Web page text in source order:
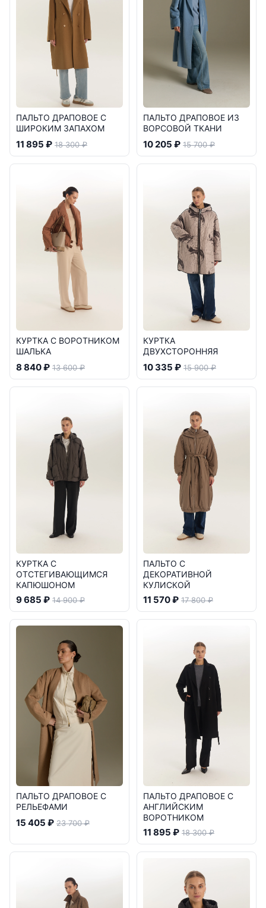
ПАЛЬТО ДРАПОВОЕ С
ШИРОКИМ ЗАПАХОМ
11 895 ₽ 18 300 ₽
ПАЛЬТО ДРАПОВОЕ ИЗ
ВОРСОВОЙ ТКАНИ
10 205 ₽ 15 700 ₽
КУРТКА С ВОРОТНИКОМ
ШАЛЬКА
8 840 ₽ 13 600 ₽
КУРТКА
ДВУХСТОРОННЯЯ
10 335 ₽ 15 900 ₽
КУРТКА С
ОТСТЕГИВАЮЩИМСЯ
КАПЮШОНОМ
9 685 ₽ 14 900 ₽
ПАЛЬТО С
ДЕКОРАТИВНОЙ
КУЛИСКОЙ
11 570 ₽ 17 800 ₽
ПАЛЬТО ДРАПОВОЕ С
РЕЛЬЕФАМИ
15 405 ₽ 23 700 ₽
ПАЛЬТО ДРАПОВОЕ C
АНГЛИЙСКИМ
ВОРОТНИКОМ
11 895 ₽ 18 300 ₽